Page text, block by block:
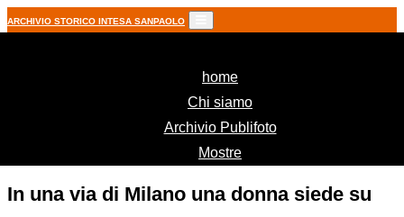
ARCHIVIO STORICO INTESA SANPAOLO
home(current)
Chi siamo
Archivio Publifoto
Mostre
In una via di Milano una donna siede su